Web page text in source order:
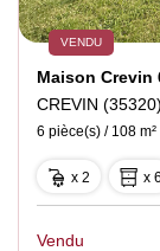
VENDU
Maison Crevin
CREVIN (35320)
6 pièce(s) / 108 m²
x 2 x 6
Vendu